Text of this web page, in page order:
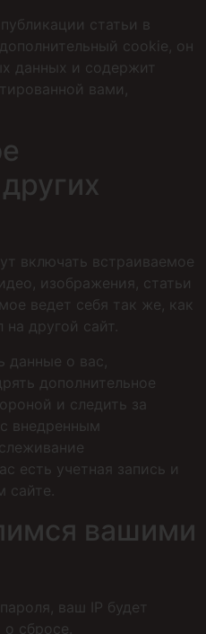
статьи в
сookie, он
данных и содержит
вами,
включать встраиваемое
изображения, статьи
ведет себя так же, как
другой сайт.
данные о вас,
дополнительное
и следить за
внедренным
есть учетная запись и
сайте.
вашими
ваш IP будет
сбросе.